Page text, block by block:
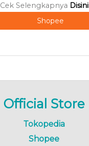
Cek Selengkapnya Disini
Shopee
Official Store
Tokopedia
Shopee